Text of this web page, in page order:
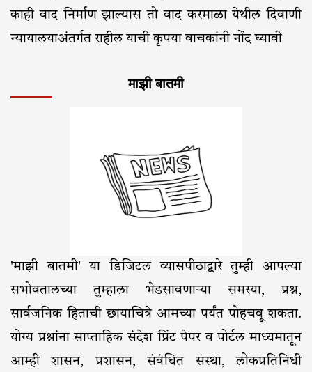
काही वाद निर्माण झाल्यास तो वाद करमाळा येथील दिवाणी
न्यायालयाअंतर्गत राहील याची कृपया वाचकांनी नोंद घ्यावी
माझी बातमी
'माझी बातमी' या डिजिटल व्यासपीठाद्वारे तुम्ही आपल्या
सभोवतालच्या तुम्हाला भेडसावणाऱ्या समस्या, प्रश्न,
सार्वजनिक हिताची छायाचित्रे आमच्या पर्यंत पोहचवू शकता.
योग्य प्रश्नांना साप्ताहिक संदेश प्रिंट पेपर व पोर्टल माध्यमातून
आम्ही शासन, प्रशासन, संबंधित संस्था, लोकप्रतिनिधी